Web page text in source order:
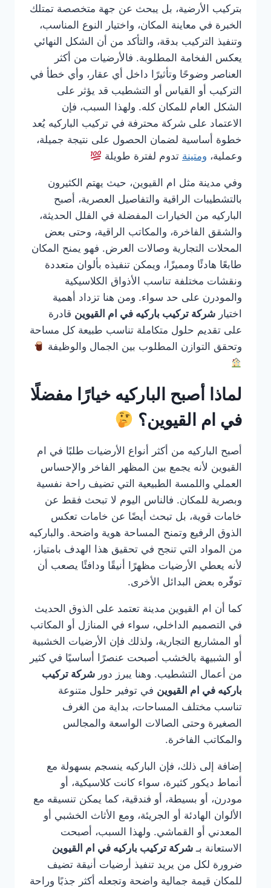
بتركيب الأرضية، بل يبحث عن جهة متخصصة تمتلك
الخبرة في معاينة المكان، واختيار النوع المناسب،
وتنفيذ التركيب بدقة، والتأكد من أن الشكل النهائي
يعكس الفخامة المطلوبة. فالأرضيات من أكثر
العناصر وضوحًا وتأثيرًا داخل أي عقار، وأي خطأ في
التركيب أو القياس أو التشطيب قد يؤثر على
الشكل العام للمكان كله. ولهذا السبب، فإن
الاعتماد على شركة محترفة في تركيب الباركيه يُعد
خطوة أساسية لضمان الحصول على نتيجة جميلة،
وعملية، ومتينة تدوم لفترة طويلة
وفي مدينة مثل ام القيوين، حيث يهتم الكثيرون
بالتشطيبات الراقية والتفاصيل العصرية، أصبح
الباركيه من الخيارات المفضلة في الفلل الحديثة،
والشقق الفاخرة، والمكاتب الراقية، وحتى بعض
المحلات التجارية وصالات العرض. فهو يمنح المكان
طابعًا هادئًا ومميزًا، ويمكن تنفيذه بألوان متعددة
ونقشات مختلفة تناسب الأذواق الكلاسيكية
والمودرن على حد سواء. ومن هنا تزداد أهمية
اختيار شركة تركيب باركيه في ام القيوين قادرة
على تقديم حلول متكاملة تناسب طبيعة كل مساحة
وتحقق التوازن المطلوب بين الجمال والوظيفة
لماذا أصبح الباركيه خيارًا مفضلًا
في ام القيوين؟
أصبح الباركيه من أكثر أنواع الأرضيات طلبًا في ام
القيوين لأنه يجمع بين المظهر الفاخر والإحساس
العملي واللمسة الطبيعية التي تضيف راحة نفسية
وبصرية للمكان. فالناس اليوم لا تبحث فقط عن
خامات قوية، بل تبحث أيضًا عن خامات تعكس
الذوق الرفيع وتمنح المساحة هوية واضحة. والباركيه
من المواد التي تنجح في تحقيق هذا الهدف بامتياز،
لأنه يعطي الأرضيات مظهرًا أنيقًا ودافئًا يصعب أن
توفّره بعض البدائل الأخرى.
كما أن ام القيوين مدينة تعتمد على الذوق الحديث
في التصميم الداخلي، سواء في المنازل أو المكاتب
أو المشاريع التجارية، ولذلك فإن الأرضيات الخشبية
أو الشبيهة بالخشب أصبحت عنصرًا أساسيًا في كثير
من أعمال التشطيب. وهنا يبرز دور شركة تركيب
باركيه في ام القيوين في توفير حلول متنوعة
تناسب مختلف المساحات، بداية من الغرف
الصغيرة وحتى الصالات الواسعة والمجالس
والمكاتب الفاخرة.
إضافة إلى ذلك، فإن الباركيه ينسجم بسهولة مع
أنماط ديكور كثيرة، سواء كانت كلاسيكية، أو
مودرن، أو بسيطة، أو فندقية، كما يمكن تنسيقه مع
الألوان الهادئة أو الجريئة، ومع الأثاث الخشبي أو
المعدني أو القماشي. ولهذا السبب، أصبحت
الاستعانة بـ شركة تركيب باركيه في ام القيوين
ضرورة لكل من يريد تنفيذ أرضيات أنيقة تضيف
للمكان قيمة جمالية واضحة وتجعله أكثر جذبًا وراحة